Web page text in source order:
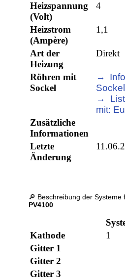
Heizspannung
(Volt)
4
Heizstrom
(Ampère)
1,1
Art der
Heizung
Direkt
Röhren mit
Sockel
→
→
mit:
Zusätzliche
Informationen
Letzte
Änderung
🔎 Beschreibung der Systeme
PV4100
Kathode
1
Gitter 1
Gitter 2
Gitter 3